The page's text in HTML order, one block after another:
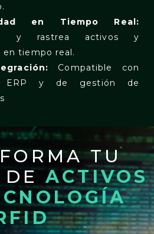
en Tiempo Real:
y rastrea activos y
en tiempo real.
Compatible con
ERP y de gestión de
TU
DEACTIVOS